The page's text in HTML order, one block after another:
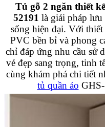
Tủ gỗ 2 ngăn thiết
52191 là giải pháp
sống hiện đại. Với
PVC bền bỉ và phong
chỉ đáp ứng nhu cầu sử
vẻ đẹp sang trọng, tinh
cùng khám phá chi tiết
tủ quần áo